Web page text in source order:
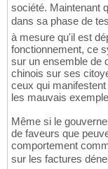
société. Maintenant
dans sa phase de
à mesure qu'il est
fonctionnement, ce
sur un ensemble de
chinois sur ses
ceux qui
les mauvais
Même si le
de faveurs que
comportement
sur les factures